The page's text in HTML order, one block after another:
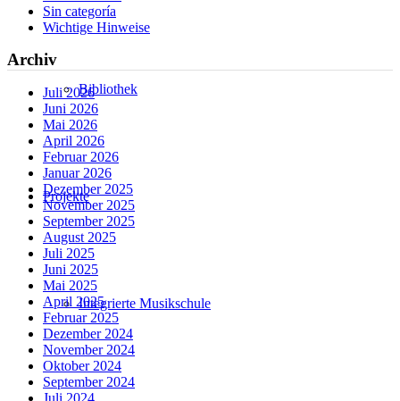
Bibliothek
Projekte
Integrierte Musikschule
Sin categoría
Wichtige Hinweise
Archiv
Juli 2026
Juni 2026
Mai 2026
April 2026
Februar 2026
Januar 2026
Dezember 2025
November 2025
September 2025
August 2025
Juli 2025
Juni 2025
Mai 2025
April 2025
Februar 2025
Dezember 2024
November 2024
Oktober 2024
September 2024
Juli 2024